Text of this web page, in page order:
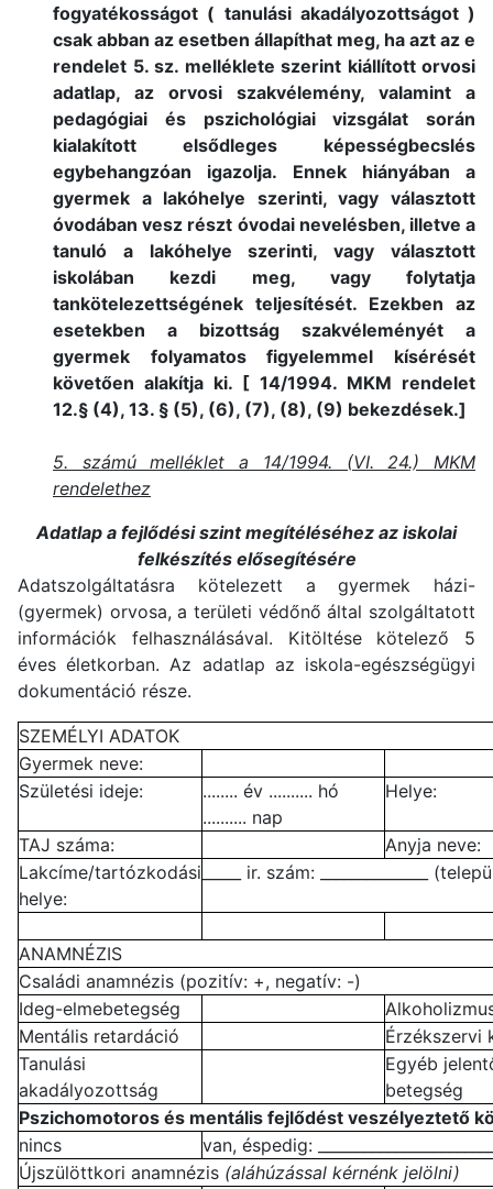
fogyatékosságot ( tanulási akadályozottságot )
csak abban az esetben állapíthat meg, ha azt az e
rendelet 5. sz. melléklete szerint kiállított orvosi
adatlap, az orvosi szakvélemény, valamint a
pedagógiai és pszichológiai vizsgálat során
kialakított elsődleges képességbecslés
egybehangzóan igazolja. Ennek hiányában a
gyermek a lakóhelye szerinti, vagy választott
óvodában vesz részt óvodai nevelésben, illetve a
tanuló a lakóhelye szerinti, vagy választott
iskolában kezdi meg, vagy folytatja
tankötelezettségének teljesítését. Ezekben az
esetekben a bizottság szakvéleményét a
gyermek folyamatos figyelemmel kísérését
követően alakítja ki. [ 14/1994. MKM rendelet
12.§ (4), 13. § (5), (6), (7), (8), (9) bekezdések.]
5. számú melléklet a 14/1994. (VI. 24.) MKM
rendelethez
Adatlap a fejlődési szint megítéléséhez az iskolai
felkészítés elősegítésére
Adatszolgáltatásra kötelezett a gyermek házi-
(gyermek) orvosa, a területi védőnő által szolgáltatott
információk felhasználásával. Kitöltése kötelező 5
éves életkorban. Az adatlap az iskola-egészségügyi
dokumentáció része.
SZEMÉLYI ADATOK
Gyermek neve:
Születési ideje:
........ év .......... hó
.......... nap
Helye:
TAJ száma:
Anyja neve:
Lakcíme/tartózkodási
helye:
_____ ir. szám: ______________
ANAMNÉZIS
Családi anamnézis (pozitív: +, negatív: -)
Ideg-elmebetegség
Mentális retardáció
Érzékszervi
Tanulási
akadályozottság
Egyéb
betegség
Pszichomotoros és mentális fejlődést veszélyeztető
nincs
van, éspedig:
Újszülöttkori anamnézis (aláhúzással kérnénk jelölni)